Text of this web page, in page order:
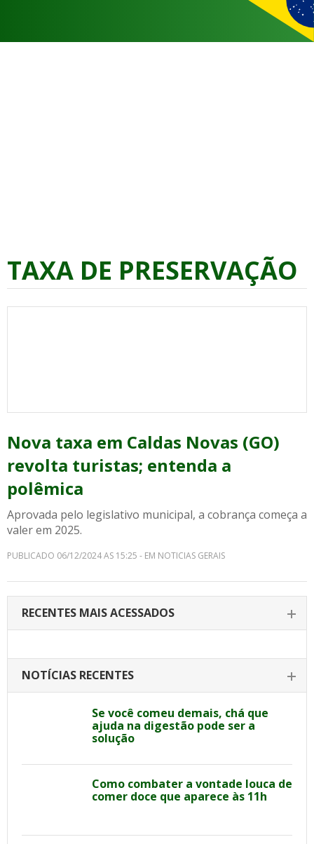
TAXA DE PRESERVAÇÃO
Nova taxa em Caldas Novas (GO)
revolta turistas; entenda a
polêmica
Aprovada pelo legislativo municipal, a cobrança começa a
valer em 2025.
PUBLICADO 06/12/2024 AS 15:25 - EM NOTICIAS GERAIS
RECENTES MAIS ACESSADOS
NOTÍCIAS RECENTES
Se você comeu demais, chá que
ajuda na digestão pode ser a
solução
Como combater a vontade louca de
comer doce que aparece às 11h